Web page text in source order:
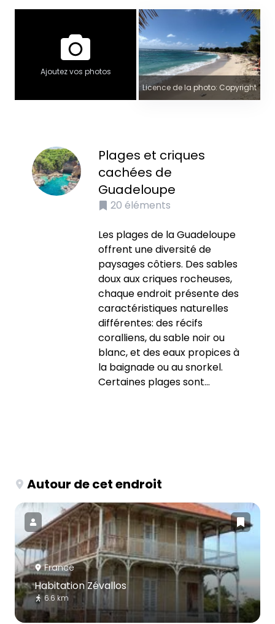
Ajoutez vos photos
Licence de la photo: Copyright
Plages et criques
cachées de
Guadeloupe
20 éléments
Les plages de la Guadeloupe
offrent une diversité de
paysages côtiers. Des sables
doux aux criques rocheuses,
chaque endroit présente des
caractéristiques naturelles
différentes: des récifs
coralliens, du sable noir ou
blanc, et des eaux propices à
la baignade ou au snorkel.
Certaines plages sont...
Autour de cet endroit
France
Habitation Zévallos
6.6 km